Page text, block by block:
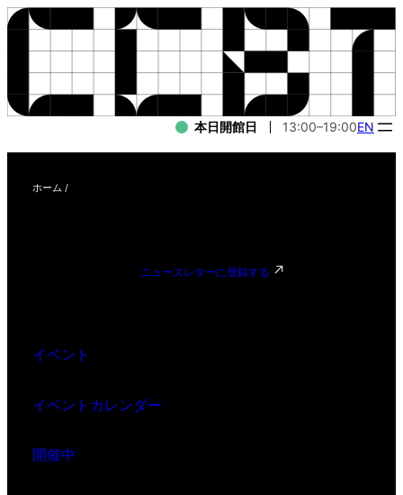
本日開館日 13:00–19:00EN
ホーム /
ニュースレターに登録する
イベント
イベントカレンダー
開催中